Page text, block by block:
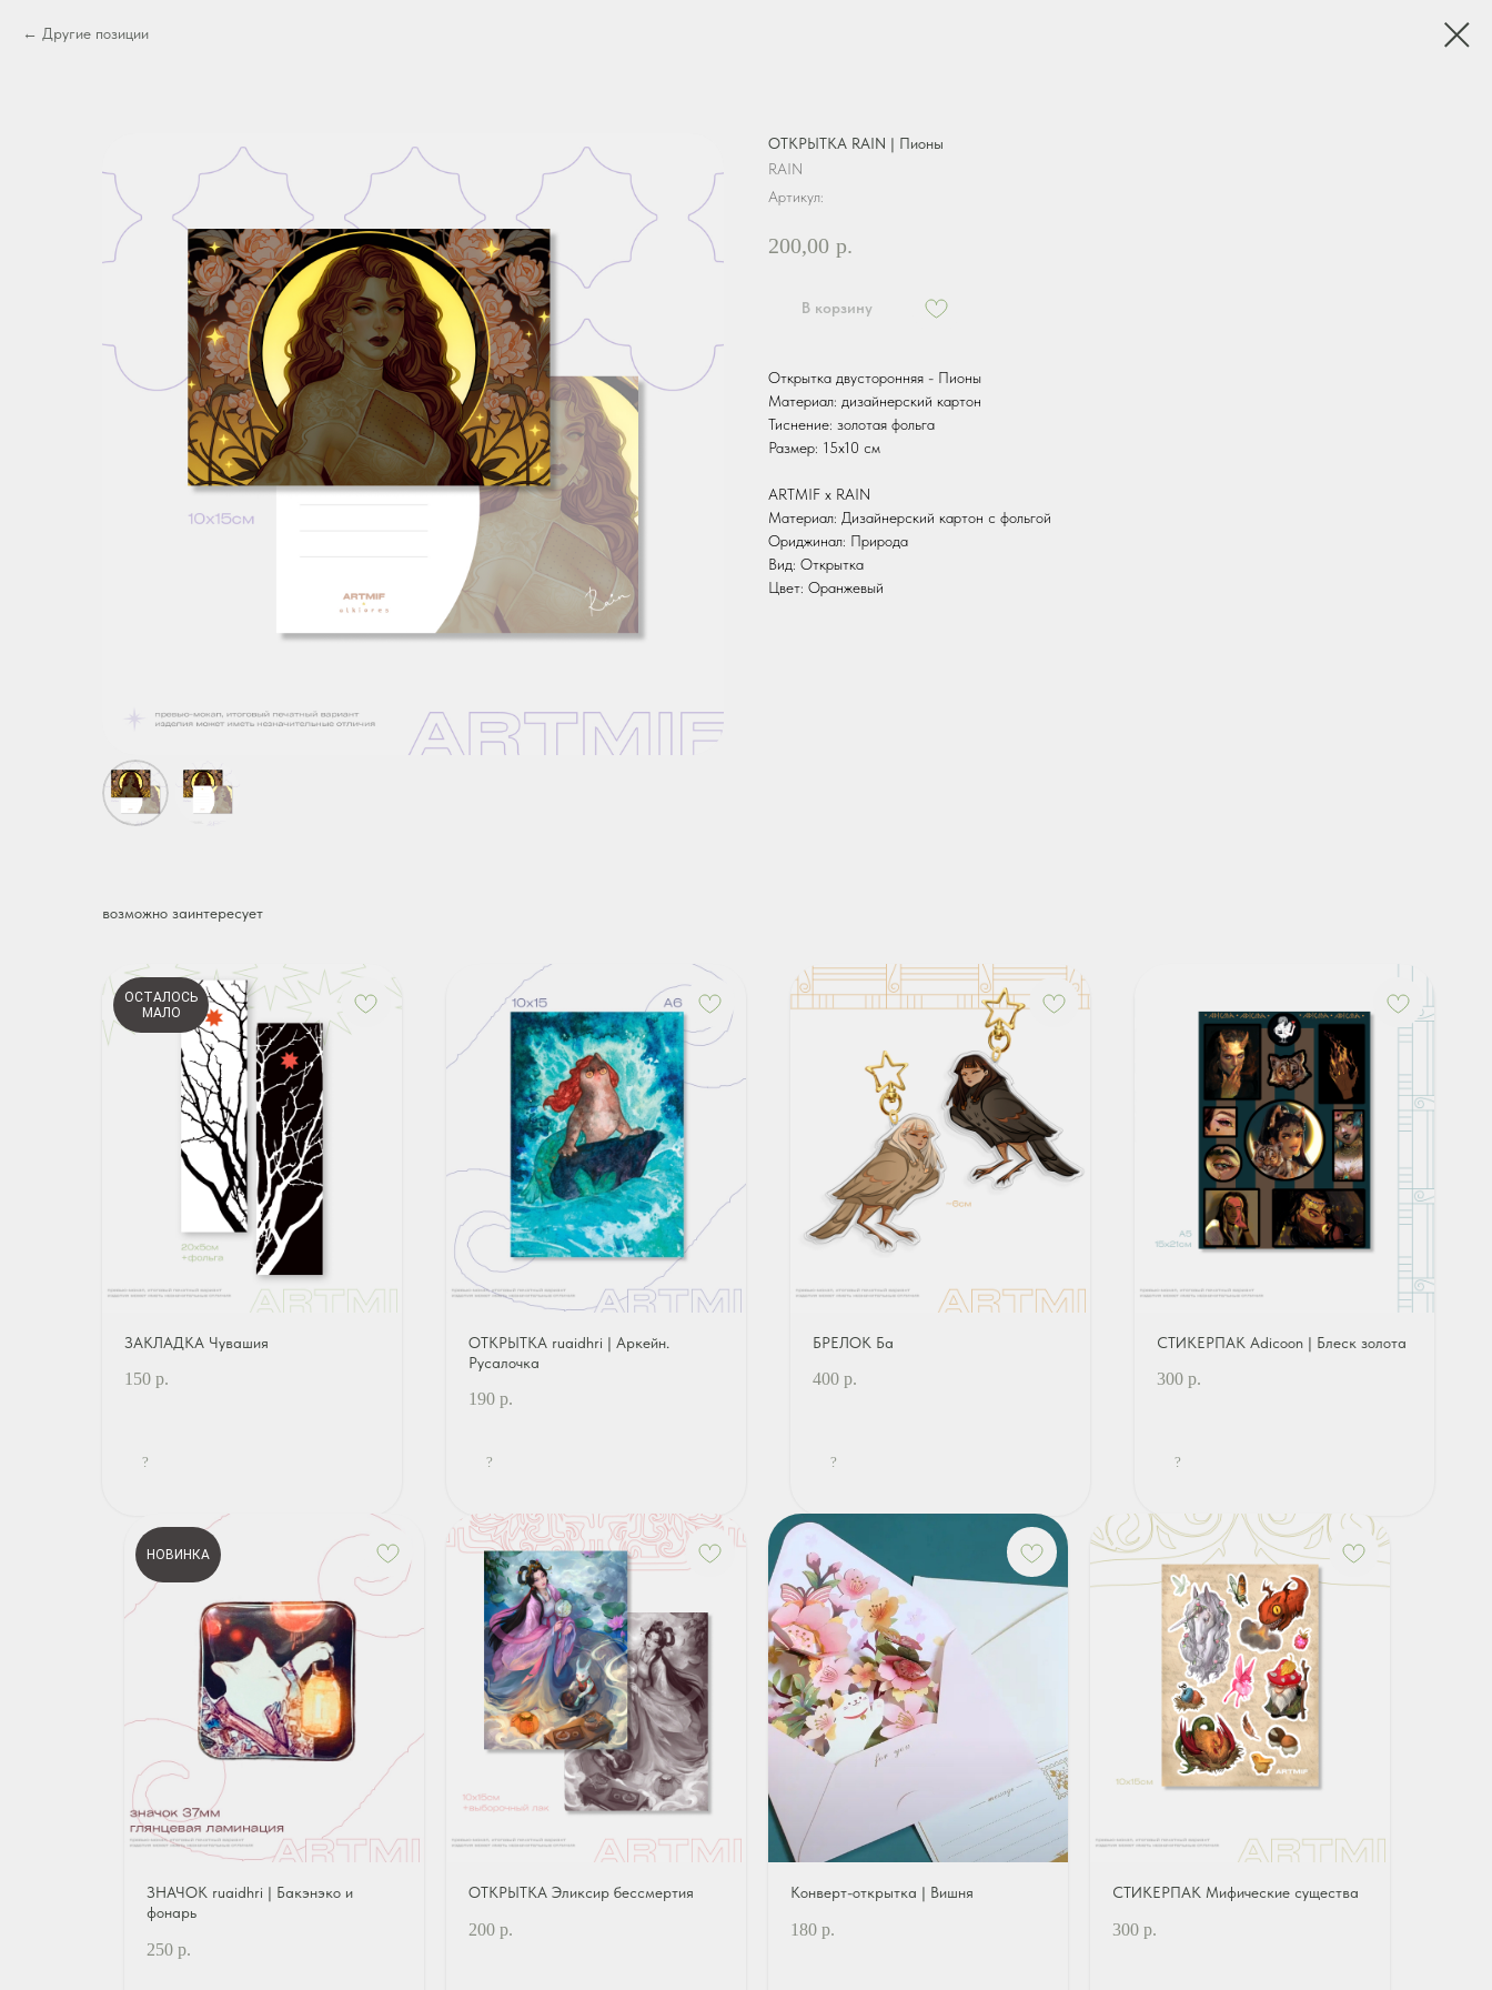
Другие позиции
ОТКРЫТКА RAIN | Пионы
RAIN
Артикул:
200,00 р.
В корзину
Открытка двусторонняя - Пионы
Материал: дизайнерский картон
Тиснение: золотая фольга
Размер: 15х10 см
ARTMIF х RAIN
Материал: Дизайнерский картон с фольгой
Ориджинал: Природа
Вид: Открытка
Цвет: Оранжевый
возможно заинтересует
ОСТАЛОСЬ
МАЛО
ЗАКЛАДКА Чувашия
150 р.
?
ОТКРЫТКА ruaidhri | Аркейн.
Русалочка
190 р.
?
БРЕЛОК Ба
400 р.
?
СТИКЕРПАК Adicoon | Блеск золота
300 р.
?
НОВИНКА
ЗНАЧОК ruaidhri | Бакэнэко и
фонарь
250 р.
ОТКРЫТКА Эликсир бессмертия
200 р.
Конверт-открытка | Вишня
180 р.
СТИКЕРПАК Мифические существа
300 р.